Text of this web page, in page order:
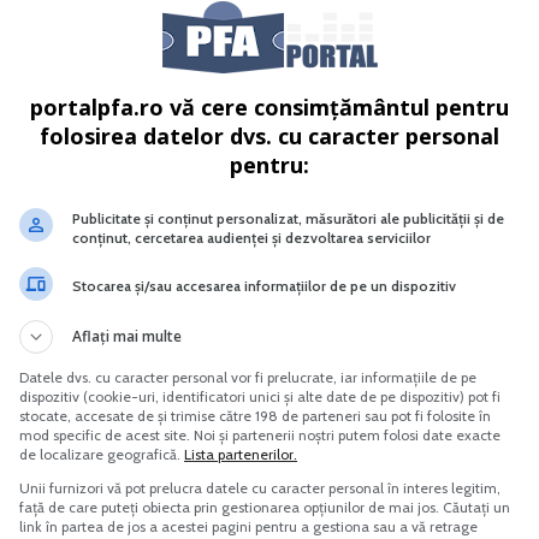
la cheie cu flori in ghiveci
Vreau acest produs →
Cultura castravetelui anti-diabet
Vreau acest produs →
pe cladiri a fost primita cu bratele deschise de
aduc clarificari in acest sens au fost publicate abia
impozitul pe locuinta, terenuri si mijloace de transport
portalpfa.ro vă cere consimțământul pentru
folosirea datelor dvs. cu caracter personal
pentru:
Publicitate și conținut personalizat, măsurători ale publicității și de
conținut, cercetarea audienței și dezvoltarea serviciilor
Stocarea și/sau accesarea informațiilor de pe un dispozitiv
Aflați mai multe
Datele dvs. cu caracter personal vor fi prelucrate, iar informațiile de pe
dispozitiv (cookie-uri, identificatori unici și alte date de pe dispozitiv) pot fi
stocate, accesate de și trimise către 198 de parteneri sau pot fi folosite în
mod specific de acest site. Noi și partenerii noștri putem folosi date exacte
de localizare geografică. Lista partenerilor.
Unii furnizori vă pot prelucra datele cu caracter personal în interes legitim,
față de care puteți obiecta prin gestionarea opțiunilor de mai jos. Căutați un
link în partea de jos a acestei pagini pentru a gestiona sau a vă retrage